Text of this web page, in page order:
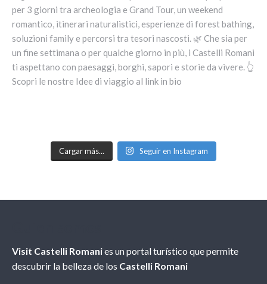
Cargar más... Seguir en Instagram
Visit Castelli Romanies un portal turístico que permite
descubrir la belleza de los Castelli Romani